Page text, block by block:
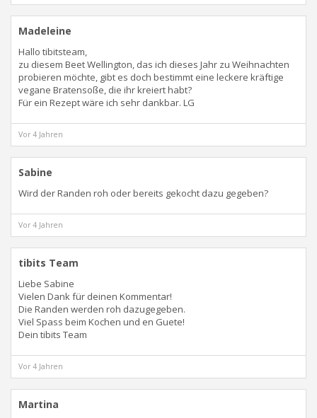
Madeleine
Hallo tibitsteam,
zu diesem Beet Wellington, das ich dieses Jahr zu Weihnachten
probieren möchte, gibt es doch bestimmt eine leckere kräftige
vegane Bratensoße, die ihr kreiert habt?
Für ein Rezept wäre ich sehr dankbar. LG
Vor 4 Jahren
Sabine
Wird der Randen roh oder bereits gekocht dazu gegeben?
Vor 4 Jahren
tibits Team
Liebe Sabine
Vielen Dank für deinen Kommentar!
Die Randen werden roh dazugegeben.
Viel Spass beim Kochen und en Guete!
Dein tibits Team
Vor 4 Jahren
Martina